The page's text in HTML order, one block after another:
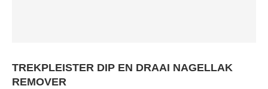
TREKPLEISTER DIP EN DRAAI NAGELLAK
REMOVER